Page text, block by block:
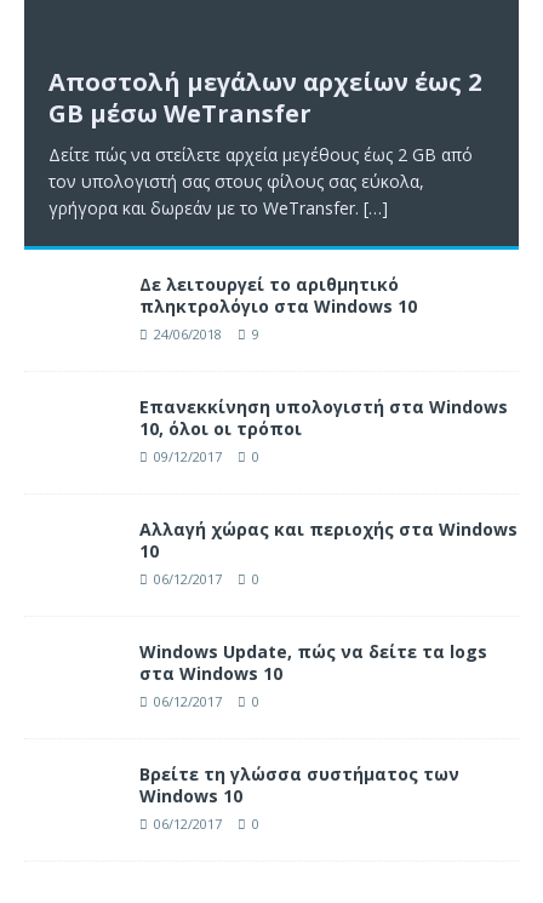
Αποστολή μεγάλων αρχείων έως 2
GB μέσω WeTransfer
Δείτε πώς να στείλετε αρχεία μεγέθους έως 2 GB από
τον υπολογιστή σας στους φίλους σας εύκολα,
γρήγορα και δωρεάν με το WeTransfer. […]
Δε λειτουργεί το αριθμητικό
πληκτρολόγιο στα Windows 10
24/06/2018 9
Επανεκκίνηση υπολογιστή στα Windows
10, όλοι οι τρόποι
09/12/2017 0
Αλλαγή χώρας και περιοχής στα Windows
10
06/12/2017 0
Windows Update, πώς να δείτε τα logs
στα Windows 10
06/12/2017 0
Βρείτε τη γλώσσα συστήματος των
Windows 10
06/12/2017 0